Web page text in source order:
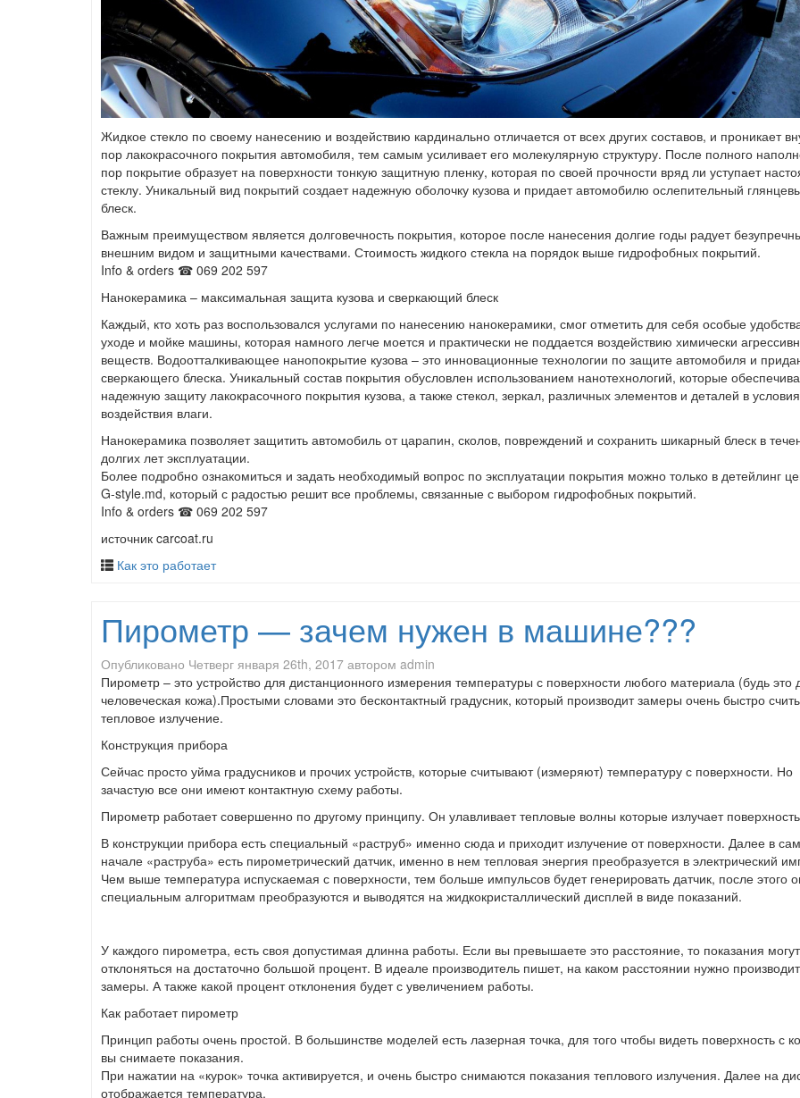
Жидкое стекло по своему нанесению и воздействию кардинально отличается от всех других составов, и проникает
пор лакокрасочного покрытия автомобиля, тем самым усиливает его молекулярную структуру. После полного
пор покрытие образует на поверхности тонкую защитную пленку, которая по своей прочности вряд ли уступает
стеклу. Уникальный вид покрытий создает надежную оболочку кузова и придает автомобилю ослепительный
блеск.
Важным преимуществом является долговечность покрытия, которое после нанесения долгие годы радует
внешним видом и защитными качествами. Стоимость жидкого стекла на порядок выше гидрофобных покрытий.
Info & orders ☎ 069 202 597
Нанокерамика – максимальная защита кузова и сверкающий блеск
Каждый, кто хоть раз воспользовался услугами по нанесению нанокерамики, смог отметить для себя особые
уходе и мойке машины, которая намного легче моется и практически не поддается воздействию химически
веществ. Водоотталкивающее нанопокрытие кузова – это инновационные технологии по защите автомобиля и
сверкающего блеска. Уникальный состав покрытия обусловлен использованием нанотехнологий, которые
надежную защиту лакокрасочного покрытия кузова, а также стекол, зеркал, различных элементов и деталей в
воздействия влаги.
Нанокерамика позволяет защитить автомобиль от царапин, сколов, повреждений и сохранить шикарный блеск в
долгих лет эксплуатации.
Более подробно ознакомиться и задать необходимый вопрос по эксплуатации покрытия можно только в детейлинг
G-style.md, который с радостью решит все проблемы, связанные с выбором гидрофобных покрытий.
Info & orders ☎ 069 202 597
источник carcoat.ru
Как это работает
Пирометр — зачем нужен в машине???
Опубликовано Четверг января 26th, 2017 автором admin
Пирометр – это устройство для дистанционного измерения температуры с поверхности любого материала (будь это
человеческая кожа).Простыми словами это бесконтактный градусник, который производит замеры очень быстро
тепловое излучение.
Конструкция прибора
Сейчас просто уйма градусников и прочих устройств, которые считывают (измеряют) температуру с поверхности. Но
зачастую все они имеют контактную схему работы.
Пирометр работает совершенно по другому принципу. Он улавливает тепловые волны которые излучает
В конструкции прибора есть специальный «раструб» именно сюда и приходит излучение от поверхности. Далее в
начале «раструба» есть пирометрический датчик, именно в нем тепловая энергия преобразуется в электрический
Чем выше температура испускаемая с поверхности, тем больше импульсов будет генерировать датчик, после этого
специальным алгоритмам преобразуются и выводятся на жидкокристаллический дисплей в виде показаний.
У каждого пирометра, есть своя допустимая длинна работы. Если вы превышаете это расстояние, то показания могут
отклоняться на достаточно большой процент. В идеале производитель пишет, на каком расстоянии нужно
замеры. А также какой процент отклонения будет с увеличением работы.
Как работает пирометр
Принцип работы очень простой. В большинстве моделей есть лазерная точка, для того чтобы видеть поверхность с
вы снимаете показания.
При нажатии на «курок» точка активируется, и очень быстро снимаются показания теплового излучения. Далее на
отображается температура.